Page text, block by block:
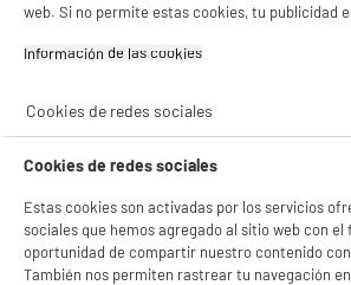
Colores Negro
Plus produit balisage
Référence constructeur
Peso neto
Nombre del fabricante,
nombre de la empresa o marca
registrada
ELECTRO
web. Si no permite estas cookies, tu publicidad
Información de las cookies‎
Cookies de redes sociales
Cookies de redes sociales
Estas cookies son activadas por los servicios
sociales que hemos agregado al sitio web con el
oportunidad de compartir nuestro contenido
También nos permiten rastrear tu navegación